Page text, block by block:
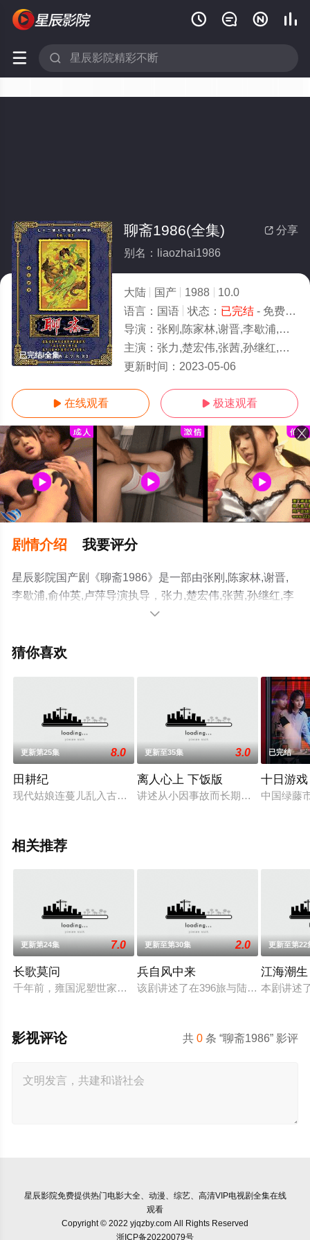
   
 
已完结/全集
 分享
聊斋1986(全集)
别名：liaozhai1986
大陆 国产 1988
10.0
语言： 国语 状态： 已完结- 免费在线观看
导演： 张刚,陈家林,谢晋,李歇浦,俞仲英,卢萍
主演： 张力,楚宏伟,张茜,孙继红,李媛媛,高建化,陈红,于慧,王志刚,达式常,钟浩,王新民,瞿颖,何晴
更新时间： 2023-05-06
 在线观看  极速观看
剧情介绍 我要评分
星辰影院国产剧《聊斋1986》是一部由张刚,陈家林,谢晋,
李歇浦,俞仲英,卢萍导演执导，张力,楚宏伟,张茜,孙继红,李
媛媛,高建化,陈红,于慧,王志刚,达式常,钟浩,王新民,瞿颖,何
完结），手机免费观看高清无删减完整版电视剧全集就上

猜你喜欢
更新第25集 8.0
田耕纪
现代姑娘连蔓儿乱入古代农村，遇见了神秘的年轻男子沈诺，
更新至35集 3.0
离人心上 下饭版
讲述从小因事故而长期失眠，与弟弟
已完结
十日游戏
中国绿藤
相关推荐
更新第24集 7.0
长歌莫问
千年前，雍国泥塑世家楚门因进贡的“十二生肖”离奇流血炸裂，
更新至第30集 2.0
兵自风中来
该剧讲述了在396旅与陆军步兵学院
更新至第22
江海潮生
本剧讲述
共0 条 “聊斋1986” 影评
影视评论
星辰影院免费提供热门电影大全、动漫、综艺、高清VIP电视剧全集在线
观看
Copyright © 2022 yjqzby.com All Rights Reserved
浙ICP备20220079号